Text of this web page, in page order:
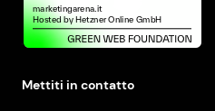
Mettiti in contatto